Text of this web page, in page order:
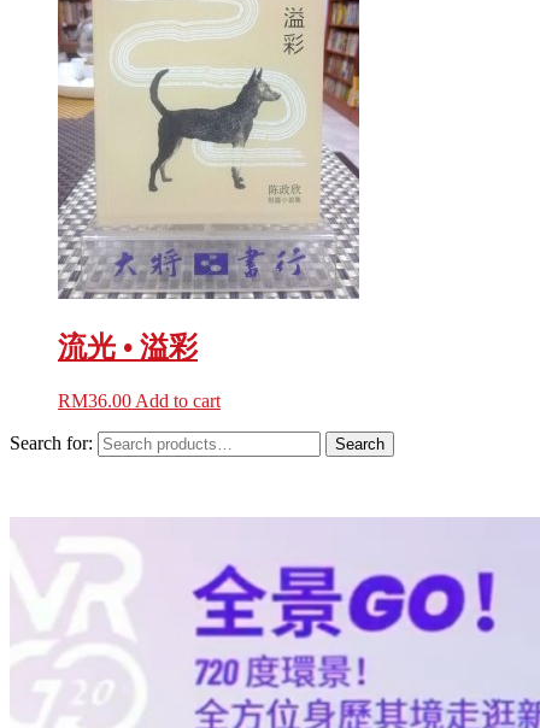
流光 • 溢彩
RM36.00 Add to cart
Search for: Search